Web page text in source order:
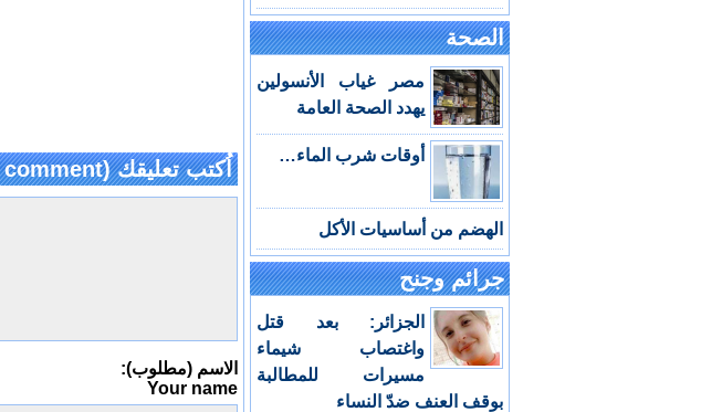
الصحة
مصر غياب الأنسولين
يهدد الصحة العامة
أوقات شرب الماء…
الهضم من أساسيات الأكل
جرائم وجنح
الجزائر: بعد قتل
واغتصاب شيماء
مسيرات للمطالبة
بوقف العنف ضدّ النساء
اُكتب تعليقك (Your comment):
الاسم (مطلوب):
Your name